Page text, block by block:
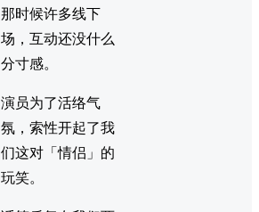
那时候许多线下
场，互动还没什么
分寸感。
演员为了活络气
氛，索性开起了我
们这对「情侣」的
玩笑。